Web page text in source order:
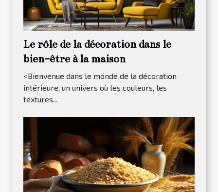
Le rôle de la décoration dans le
bien-être à la maison
<Bienvenue dans le monde de la décoration
intérieure, un univers où les couleurs, les
textures...